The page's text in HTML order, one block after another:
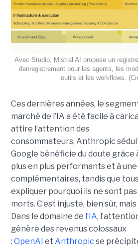
Avec Studio, Mistral AI propose un
denregistrement pour les agents, les
outils et les workflows.
Ces dernières années, le
marché de l’IA a été facile à
attire l’attention des
consommateurs, Anthropic
Google bénéficie du doute grâce
plus en plus performants et à
complémentaires, tandis que
expliquer pourquoi ils ne sont
morts. C’est injuste, bien sûr,
Dans le domaine de l’IA,
génère des revenus colossaux
: OpenAI et Anthropic se